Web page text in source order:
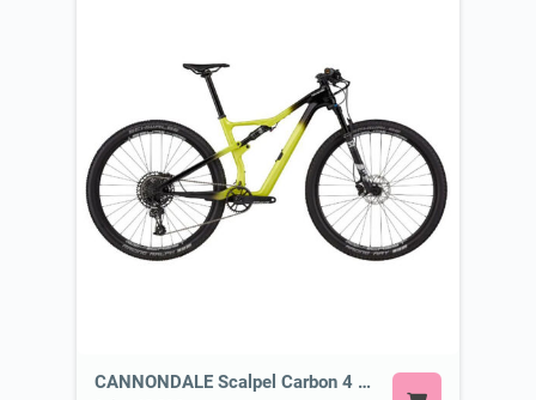
CANNONDALE Scalpel Carbon 4 HLT or Similar